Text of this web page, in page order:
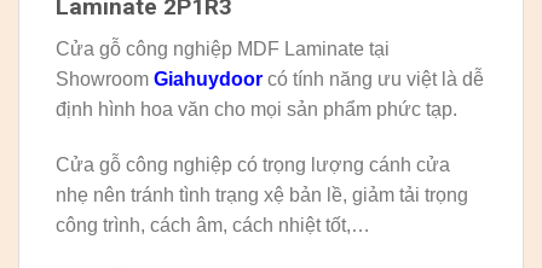
Laminate 2P1R3
Cửa gỗ công nghiệp MDF Laminate tại
Showroom Giahuydoor có tính năng ưu việt là dễ
định hình hoa văn cho mọi sản phẩm phức tạp.
Cửa gỗ công nghiệp có trọng lượng cánh cửa
nhẹ nên tránh tình trạng xệ bản lề, giảm tải trọng
công trình, cách âm, cách nhiệt tốt,…